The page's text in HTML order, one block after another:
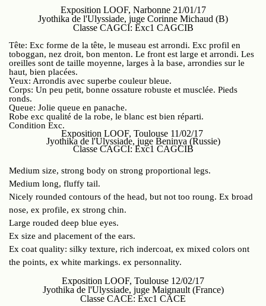
Exposition LOOF, Narbonne 21/01/17
Jyothika de l'Ulyssiade, juge Corinne Michaud (B)
Classe CAGCI: Exc1 CAGCIB
Tête: Exc forme de la tête, le museau est arrondi. Exc profil en
toboggan, nez droit, bon menton. Le front est large et arrondi. Les
oreilles sont de taille moyenne, larges à la base, arrondies sur le
haut, bien placées.
Yeux: Arrondis avec superbe couleur bleue.
Corps: Un peu petit, bonne ossature robuste et musclée. Pieds
ronds.
Queue: Jolie queue en panache.
Robe exc qualité de la robe, le blanc est bien réparti.
Condition Exc.
Exposition LOOF, Toulouse 11/02/17
Jyothika de l'Ulyssiade, juge Beninya (Russie)
Classe CAGCI: Exc1 CAGCIB
Medium size, strong body on strong proportional legs.
Medium long, fluffy tail.
Nicely rounded contours of the head, but not too roung. Ex broad
nose, ex profile, ex strong chin.
Large rouded deep blue eyes.
Ex size and placement of the ears.
Ex coat quality: silky texture, rich indercoat, ex mixed colors ont
the points, ex white markings. ex personnality.
Exposition LOOF, Toulouse 12/02/17
Jyothika de l'Ulyssiade, juge Maignault (France)
Classe CACE: Exc1 CACE